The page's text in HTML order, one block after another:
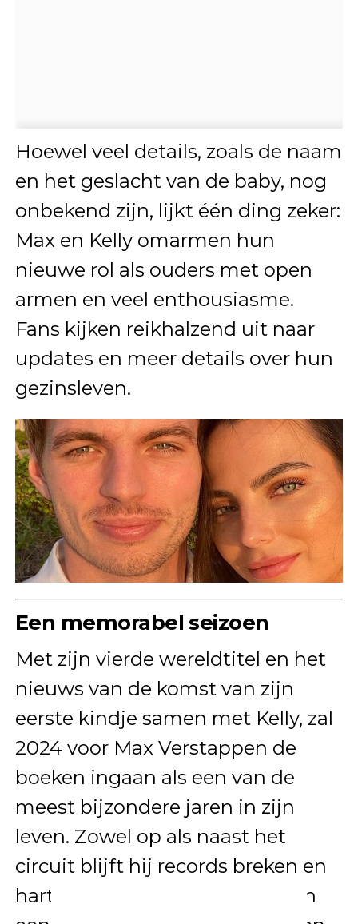
Hoewel veel details, zoals de naam
en het geslacht van de baby, nog
onbekend zijn, lijkt één ding zeker:
Max en Kelly omarmen hun
nieuwe rol als ouders met open
armen en veel enthousiasme.
Fans kijken reikhalzend uit naar
updates en meer details over hun
gezinsleven.
Een memorabel seizoen
Met zijn vierde wereldtitel en het
nieuws van de komst van zijn
eerste kindje samen met Kelly, zal
2024 voor Max Verstappen de
boeken ingaan als een van de
meest bijzondere jaren in zijn
leven. Zowel op als naast het
circuit blijft hij records breken en
harten veroveren. De komst van